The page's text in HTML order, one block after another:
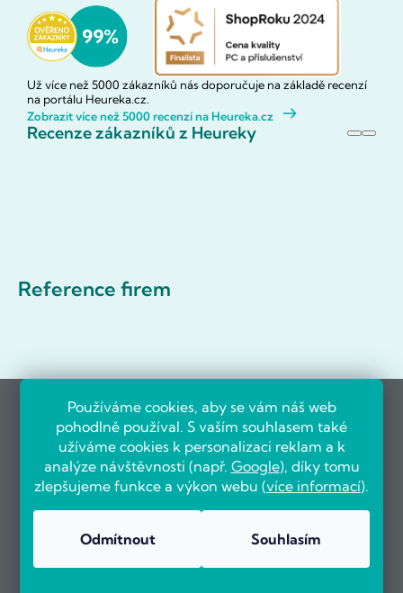
Používáme cookies, aby se vám náš web
pohodlně používal. S vaším souhlasem také
užíváme cookies k personalizaci reklam a k
analýze návštěvnosti (např. Google), díky tomu
zlepšujeme funkce a výkon webu (více informací).
Odmítnout Souhlasím
Už více než 5000 zákazníků nás doporučuje na základě recenzí
na portálu Heureka.cz.
Zobrazit více než 5000 recenzí na Heureka.cz
Recenze zákazníků z Heureky
Reference firem